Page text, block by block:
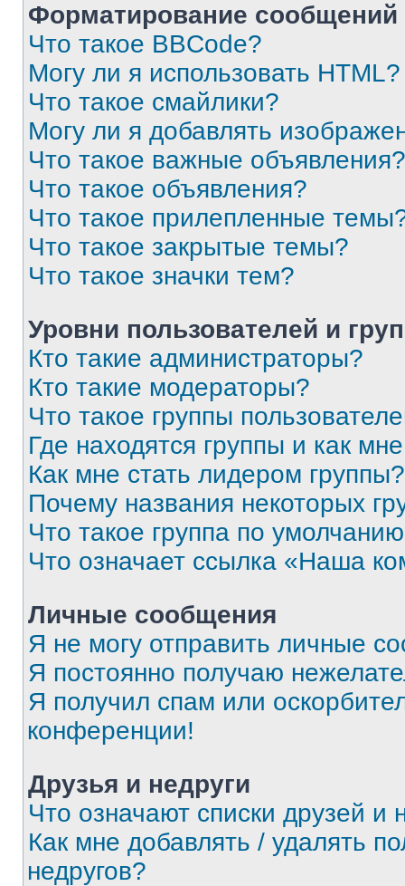
Форматирование
Что такое BBCode?
Могу ли я использовать HTML?
Что такое смайлики?
Могу ли я добавлять
Что такое важные объявления?
Что такое объявления?
Что такое прилепленные
Что такое закрытые темы?
Что такое значки тем?
Уровни пользователей и
Кто такие администраторы?
Кто такие модераторы?
Что такое группы
Где находятся группы и как
Как мне стать лидером группы?
Почему названия некоторых
Что такое группа по
Что означает ссылка «Наша
Личные сообщения
Я не могу отправить личные
Я постоянно получаю
Я получил спам или
конференции!
Друзья и недруги
Что означают списки друзей и
Как мне добавлять / удалять
недругов?